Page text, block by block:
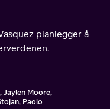
planlegger å
Jaylen Moore,
Paolo